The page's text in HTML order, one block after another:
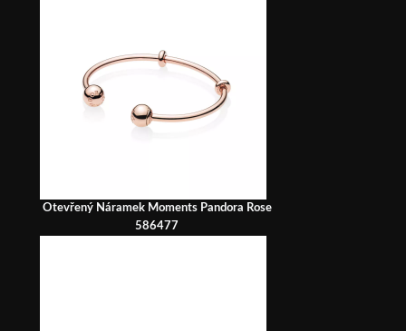
Otevřený Náramek Moments Pandora Rose
586477